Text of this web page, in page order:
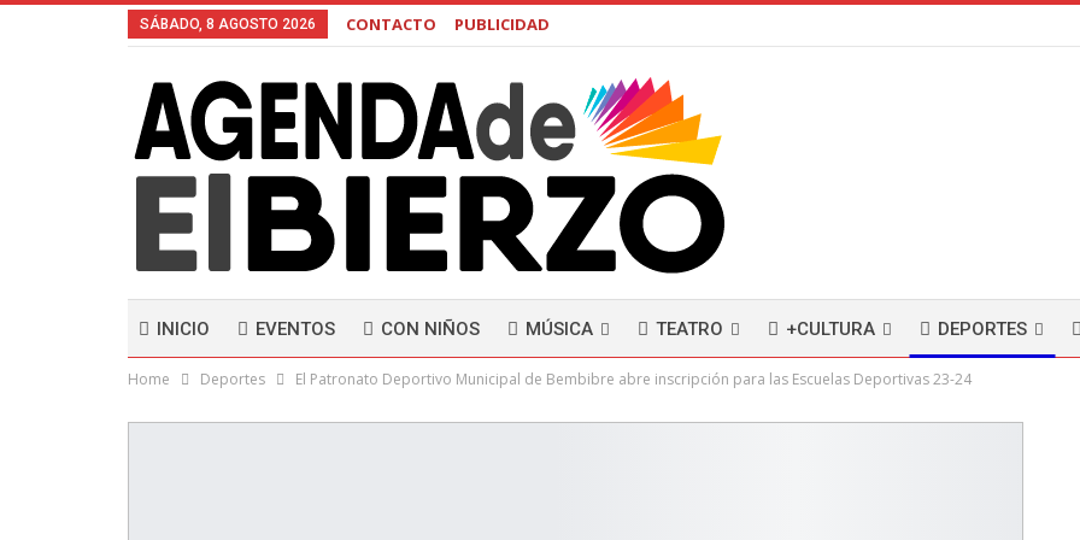
SÁBADO, 8 AGOSTO 2026 CONTACTO PUBLICIDAD
INICIO EVENTOS CON NIÑOS MÚSICA TEATRO +CULTURA DEPORTES
Home Deportes El Patronato Deportivo Municipal de Bembibre abre inscripción para las Escuelas Deportivas 23-24